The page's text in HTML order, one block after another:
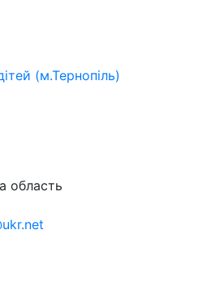
(м.Тернопіль)
область